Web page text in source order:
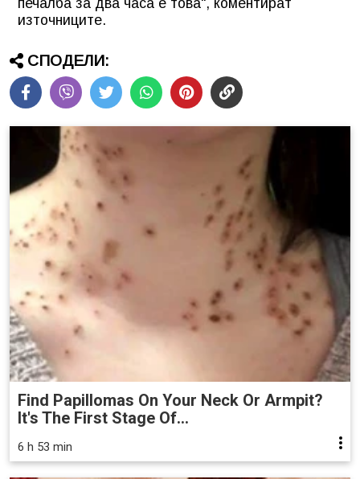
печалба за два часа е това", коментират
източниците.
СПОДЕЛИ:
Find Papillomas On Your Neck Or Armpit?
It's The First Stage Of...
6 h 53 min